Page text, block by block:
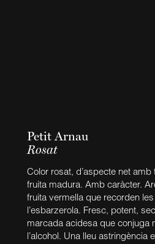
Petit Arnau
Rosat
Color rosat, d’aspecte net amb
fruita madura. Amb caràcter.
fruita vermella que recorden
l’esbarzerola. Fresc, potent,
marcada acidesa que conjuga
l’alcohol. Una lleu astringència